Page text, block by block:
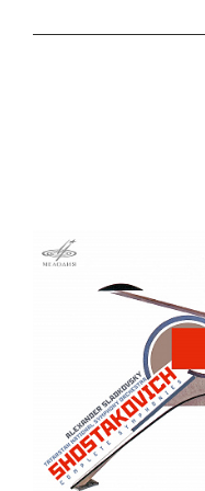
«Правда».
гением —
составить!
Шнитке,
таким блеском
В этой
моментов —
открывавший
диске в
Денисов и
годы, когда